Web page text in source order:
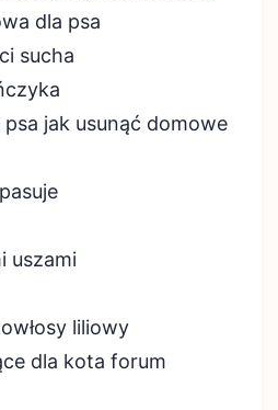
dla psa
sucha
jak usunąć domowe
uszami
liliowy
dla kota forum